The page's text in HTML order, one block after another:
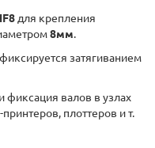
для крепления
8мм.
затягиванием
фиксация валов в узлах
плоттеров и т.